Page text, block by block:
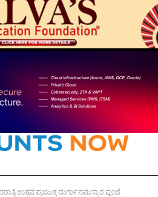
ಉತ್ಸವ ಪ್ರಯುಕ್ತ ದುರ್ಗಾ ನಮಸ್ಕಾರ ಪೂಜೆ